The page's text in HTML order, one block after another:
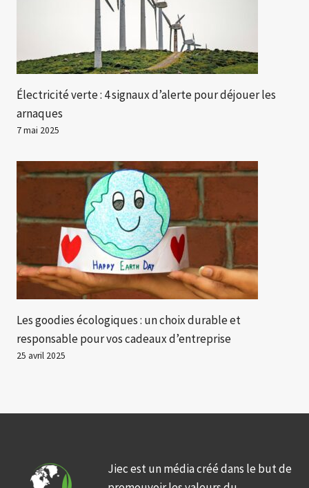
Électricité verte : 4 signaux d’alerte pour déjouer les
arnaques
7 mai 2025
Les goodies écologiques : un choix durable et
responsable pour vos cadeaux d’entreprise
25 avril 2025
Jiec est un média créé dans le but de